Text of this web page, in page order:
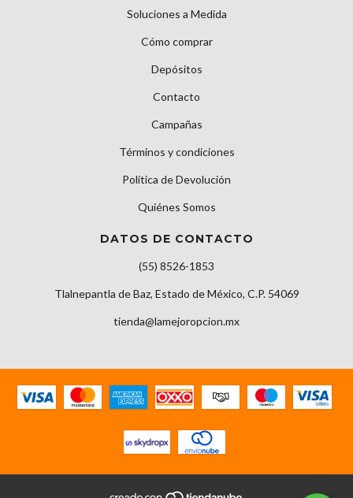
Soluciones a Medida
Cómo comprar
Depósitos
Contacto
Campañas
Términos y condiciones
Política de Devolución
Quiénes Somos
DATOS DE CONTACTO
(55) 8526-1853
Tlalnepantla de Baz, Estado de México, C.P. 54069
tienda@lamejoropcion.mx